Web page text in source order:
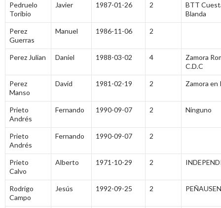
Pedruelo
Toribio
Javier 1987-01-26 2
BTT
Blanda
Perez
Guerras
Manuel 1986-11-06 2
Perez Julian Daniel 1988-03-02 4
Zamora
C.D.C
Perez
Manso
David 1981-02-19 2 Zamora en
Prieto
Andrés
Fernando 1990-09-07 2 Ninguno
Prieto
Andrés
Fernando 1990-09-07 2
Prieto
Calvo
Alberto 1971-10-29 2
Rodrigo
Campo
Jesús 1992-09-25 2